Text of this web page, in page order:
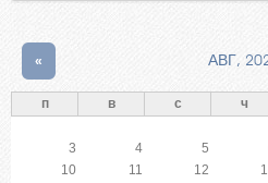
АВГ,
«
п в с ч
3
4 5
10
11 12